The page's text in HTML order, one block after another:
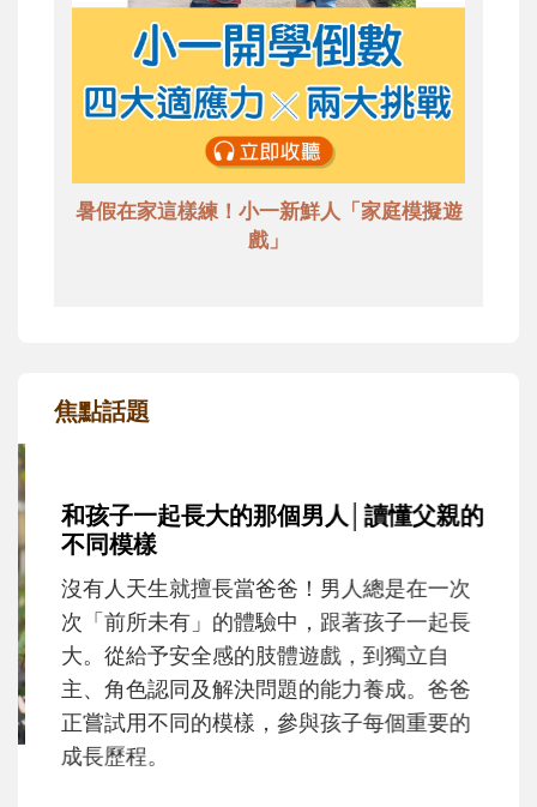
暑假在家這樣練！小一新鮮人「家庭模擬遊
戲」
焦點話題
和孩子一起長大的那個男人│讀懂父親的
不同模樣
沒有人天生就擅長當爸爸！男人總是在一次
次「前所未有」的體驗中，跟著孩子一起長
大。從給予安全感的肢體遊戲，到獨立自
主、角色認同及解決問題的能力養成。爸爸
正嘗試用不同的模樣，參與孩子每個重要的
成長歷程。